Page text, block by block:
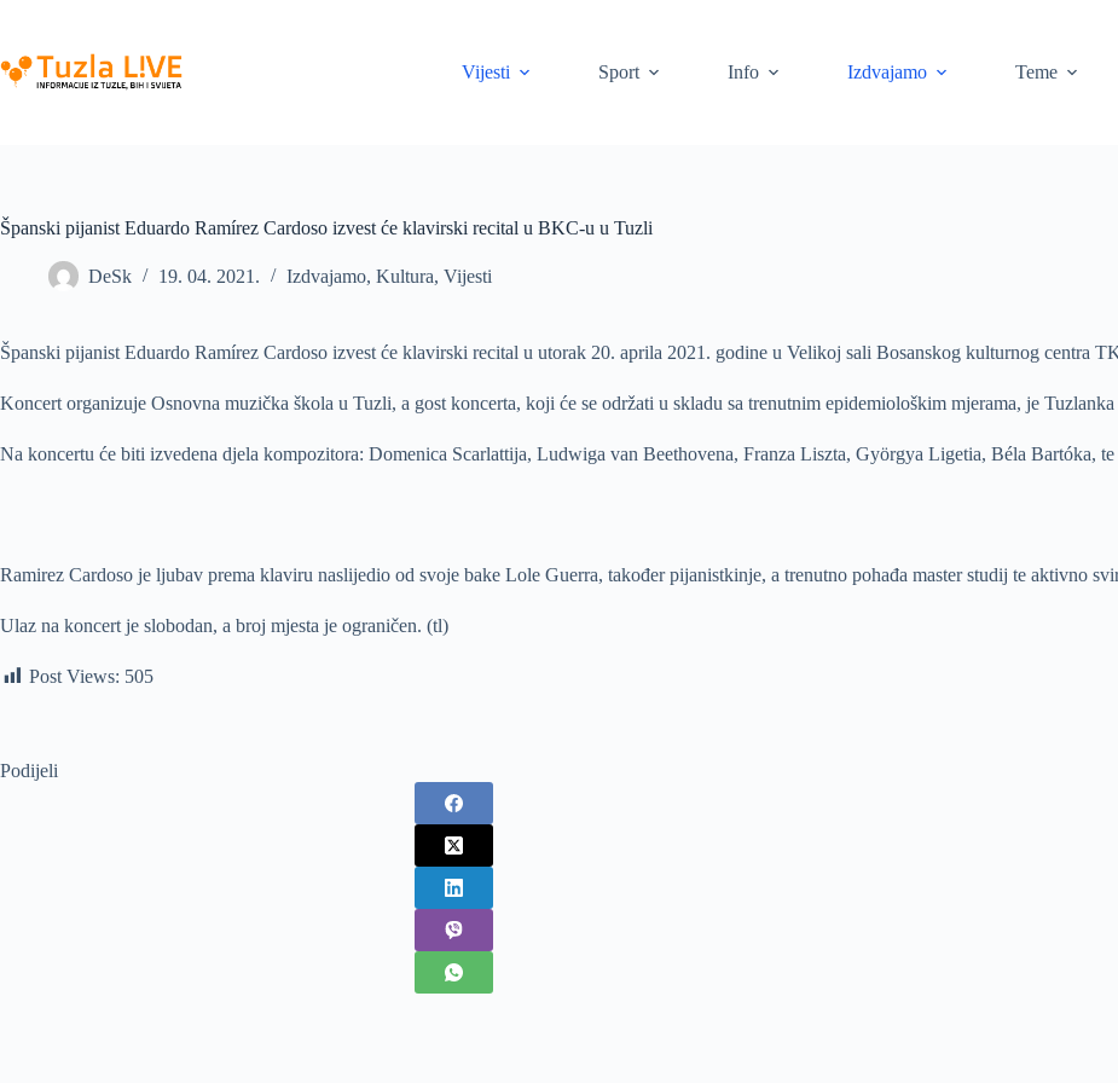
content
Vijesti
Sport Info Izdvajamo Teme
Španski pijanist Eduardo Ramírez Cardoso izvest će klavirski recital u BKC-u u Tuzli
DeSk 19. 04. 2021. Izdvajamo, Kultura, Vijesti
Španski pijanist Eduardo Ramírez Cardoso izvest će klavirski recital u utorak 20. aprila 2021. godine u Velikoj sali Bosanskog kulturnog centra
Koncert organizuje Osnovna muzička škola u Tuzli, a gost koncerta, koji će se održati u skladu sa trenutnim epidemiološkim mjerama, je
Na koncertu će biti izvedena djela kompozitora: Domenica Scarlattija, Ludwiga van Beethovena, Franza Liszta, Györgya Ligetia, Béla Bartóka, te
Ramirez Cardoso je ljubav prema klaviru naslijedio od svoje bake Lole Guerra, također pijanistkinje, a trenutno pohađa master studij te aktivno
Ulaz na koncert je slobodan, a broj mjesta je ograničen. (tl)
Post Views: 505
Podijeli